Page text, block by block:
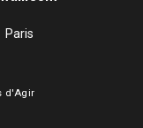
Paris
d'Agir